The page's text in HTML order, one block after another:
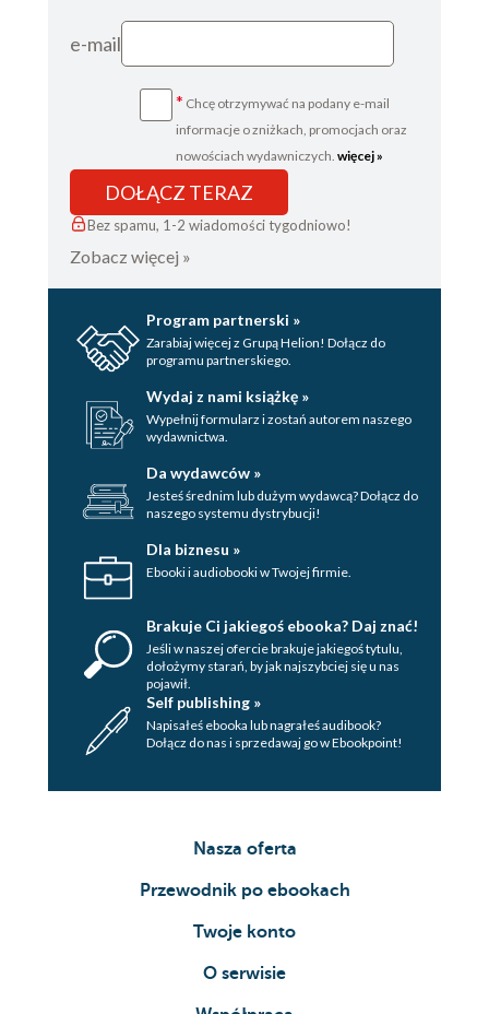
e-mail
* Chcę otrzymywać na podany e-mail
informacje o zniżkach, promocjach oraz
nowościach wydawniczych. więcej »
DOŁĄCZ TERAZ
Bez spamu, 1-2 wiadomości tygodniowo!
Zobacz więcej »
Program partnerski »
Zarabiaj więcej z Grupą Helion! Dołącz do
programu partnerskiego.
Wydaj z nami książkę »
Wypełnij formularz i zostań autorem naszego
wydawnictwa.
Da wydawców »
Jesteś średnim lub dużym wydawcą? Dołącz do
naszego systemu dystrybucji!
Dla biznesu »
Ebooki i audiobooki w Twojej firmie.
Brakuje Ci jakiegoś ebooka? Daj znać!
Jeśli w naszej ofercie brakuje jakiegoś tytulu,
dołożymy starań, by jak najszybciej się u nas
pojawił.
Self publishing »
Napisałeś ebooka lub nagrałeś audibook?
Dołącz do nas i sprzedawaj go w Ebookpoint!
Nasza oferta
Przewodnik po ebookach
Twoje konto
O serwisie